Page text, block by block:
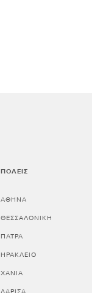
ΠΌΛΕΙΣ
ΑΘΗΝΑ
ΘΕΣΣΑΛΟΝΙΚΗ
ΠΑΤΡΑ
ΗΡΑΚΛΕΙΟ
ΧΑΝΙΑ
ΛΑΡΙΣΑ